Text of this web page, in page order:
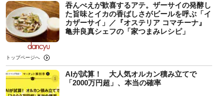
吞んべえが歓喜するアテ。ザーサイの発酵し
た旨味とイカの香ばしさがビールを呼ぶ「イ
カザーサイ」／『オステリア コマチーナ』
⻲井良真シェフの「家つまみレシピ」
トップページへ
AIが試算！ 大人気オルカン積み立てで
「2000万円超」、本当の確率